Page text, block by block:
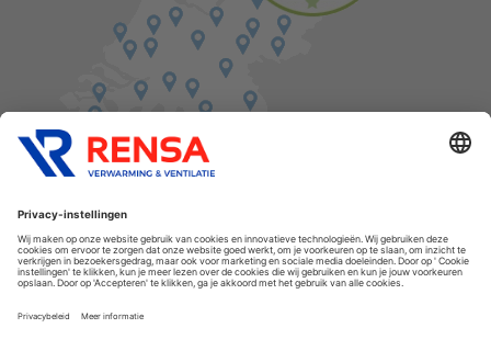
Cookies
Privacyverklaring